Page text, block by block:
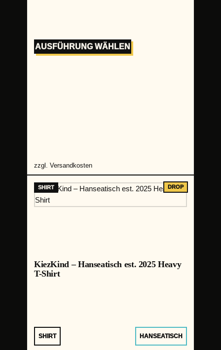
AUSFÜHRUNG WÄHLEN
zzgl. Versandkosten
KiezKind – Hanseatisch est. 2025 Heavy
T-Shirt
SHIRT HANSEATISCH